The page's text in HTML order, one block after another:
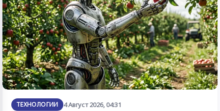
ТЕХНОЛОГИИ 4 Август 2026, 04:31